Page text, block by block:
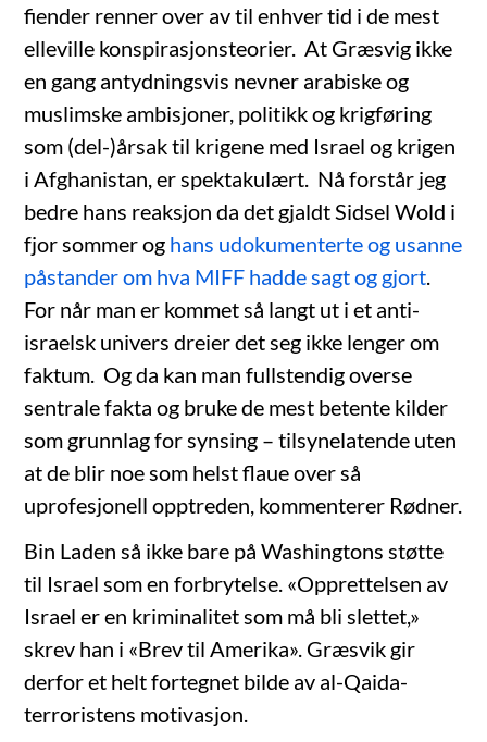
fiender renner over av til enhver tid i de mest
elleville konspirasjonsteorier. At Græsvig ikke
en gang antydningsvis nevner arabiske og
muslimske ambisjoner, politikk og krigføring
som (del-)årsak til krigene med Israel og krigen
i Afghanistan, er spektakulært. Nå forstår jeg
bedre hans reaksjon da det gjaldt Sidsel Wold i
fjor sommer og hans udokumenterte og usanne
påstander om hva MIFF hadde sagt og gjort
For når man er kommet så langt ut i et anti-
israelsk univers dreier det seg ikke lenger om
faktum. Og da kan man fullstendig overse
sentrale fakta og bruke de mest betente kilder
som grunnlag for synsing – tilsynelatende uten
at de blir noe som helst flaue over så
uprofesjonell opptreden, kommenterer Rødner.
Bin Laden så ikke bare på Washingtons støtte
til Israel som en forbrytelse. «Opprettelsen av
Israel er en kriminalitet som må bli slettet,»
skrev han i «Brev til Amerika». Græsvik gir
derfor et helt fortegnet bilde av al-Qaida-
terroristens motivasjon.